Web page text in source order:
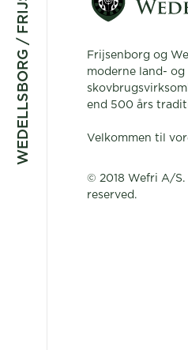
Frijsenborg og
moderne land- og
end 500 års
Velkommen til
© 2018 Wefri A/
reserved.